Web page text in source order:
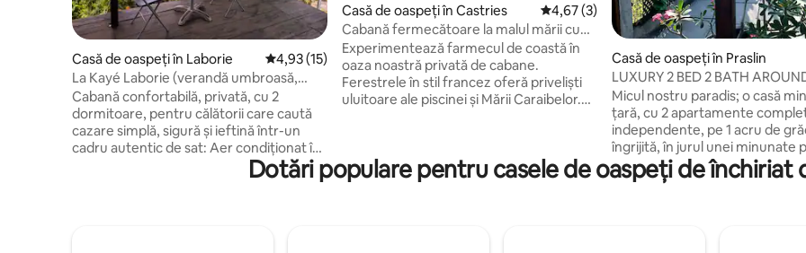
Casă de oaspeți în Laborie Scor mediu de 4,93 din 5, 15 recenzii
4,93 (15)
La Kayé Laborie (verandă umbroasă,
vedere la mare, AC, plajă)
Cabană confortabilă, privată, cu 2
dormitoare, pentru călătorii care caută
cazare simplă, sigură și ieftină într-un
cadru autentic de sat: Aer condiționat în
dormitorul nr. 1, ventilator de perete în
Casă de oaspeți în Castries Scor mediu de 4,67 din 5, 3 recenzii
4,67 (3)
Cabană fermecătoare la malul mării cu
piscină
Experimentează farmecul de coastă în
oaza noastră privată de cabane.
Ferestrele în stil francez oferă priveliști
uluitoare ale piscinei și Mării Caraibelor.
3 mile. Are tot confortul necesar; aer
condiționat, lenjerie de pat proaspătă,
Casă de oaspeți în Praslin
LUXURY 2 BED 2 BATH
AC INFINITY POOL
Micul nostru paradis; o casă
țară, cu 2 apartamente
independente, pe 1 acru de
îngrijită, în jurul unei minunate
sare infinită, cu vedere la
Atlantic. Perfect pentru
în mod constant o briză
Dotări populare pentru casele de oaspeți de închiriat